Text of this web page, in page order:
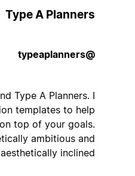
Type A Planners
Type A Planners. I
Notion templates to help
on top of your goals.
ambitious and
aesthetically inclined.